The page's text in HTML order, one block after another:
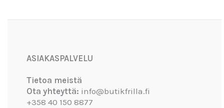
ASIAKASPALVELU
Tietoa meistä
Ota yhteyttä: info@butikfrilla.fi
+358 40 150 8877